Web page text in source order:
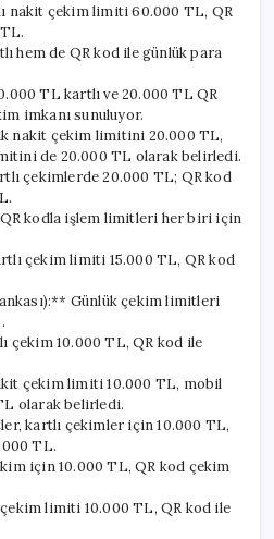
nakit çekim limiti 60.000 TL, QR
hem de QR kod ile günlük para
TL kartlı ve 20.000 TL QR
imkanı sunuluyor.
nakit çekim limitini 20.000 TL,
de 20.000 TL olarak belirledi.
çekimlerde 20.000 TL; QR kod
kodla işlem limitleri her biri için
çekim limiti 15.000 TL, QR kod
Günlük çekim limitleri
çekim 10.000 TL, QR kod ile
çekim limiti 10.000 TL, mobil
olarak belirledi.
kartlı çekimler için 10.000 TL,
TL.
için 10.000 TL, QR kod çekim
limiti 10.000 TL, QR kod ile